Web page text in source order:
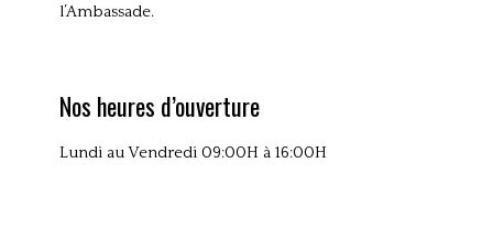
l’Ambassade.
Nos heures d’ouverture
Lundi au Vendredi 09:00H à 16:00H